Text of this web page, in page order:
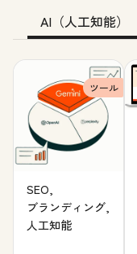
AI（人工知能）
ツール
SEO,
ブランディング,
人工知能